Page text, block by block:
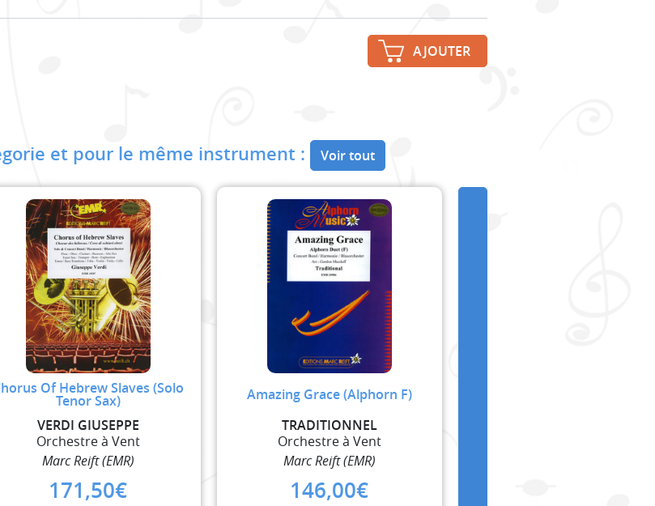
AJOUTER
et pour le même instrument : Voir tout
Of Hebrew Slaves (Solo
Tenor Sax)
VERDI GIUSEPPE
Orchestre à Vent
Marc Reift (EMR)
171,50€
Amazing Grace (Alphorn F)
TRADITIONNEL
Orchestre à Vent
Marc Reift (EMR)
146,00€